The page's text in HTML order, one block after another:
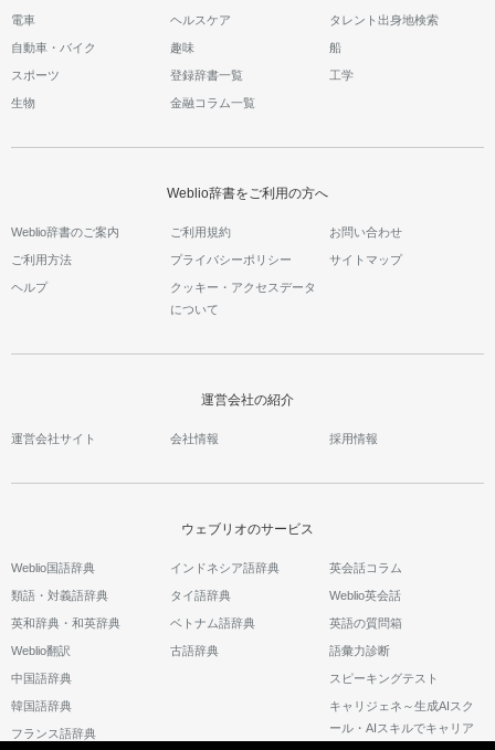
電車 ヘルスケア タレント出身地検索
自動車・バイク 趣味 船
スポーツ 登録辞書一覧 工学
生物 金融コラム一覧
Weblio辞書をご利用の方へ
Weblio辞書のご案内 ご利用規約 お問い合わせ
ご利用方法 プライバシーポリシー サイトマップ
ヘルプ
クッキー・アクセスデータ
について
運営会社の紹介
運営会社サイト 会社情報 採用情報
ウェブリオのサービス
Weblio国語辞典
類語・対義語辞典
英和辞典・和英辞典
Weblio翻訳
中国語辞典
韓国語辞典
フランス語辞典
インドネシア語辞典
タイ語辞典
ベトナム語辞典
古語辞典
英会話コラム
Weblio英会話
英語の質問箱
語彙力診断
スピーキングテスト
キャリジェネ～生成AIスク
ール・AIスキルでキャリア